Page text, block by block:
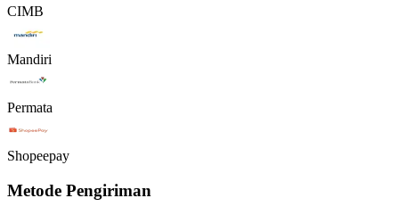
CIMB
Mandiri
Permata
Shopeepay
Metode Pengiriman